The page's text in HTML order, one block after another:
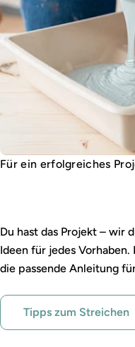
Für ein erfolgreiches
Du hast das Projekt – wir
Ideen für jedes Vorhaben.
die passende Anleitung
Tipps zum Streichen